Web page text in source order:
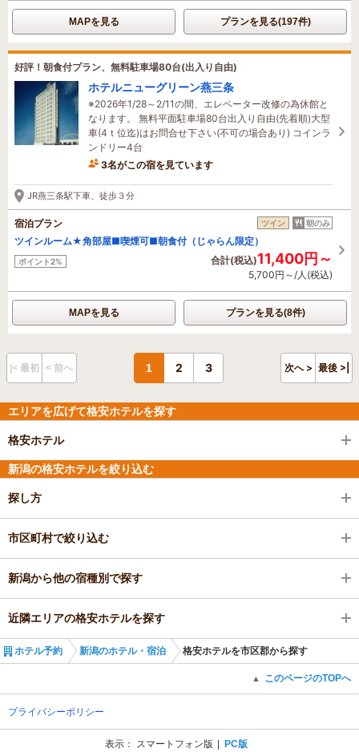
MAPを見る プランを見る(197件)
好評！朝食付プラン、無料駐車場80台(出入り自由)
ホテルニューグリーン燕三条
※2026年1/28～2/11の間、エレベーター改修の為休館と
なります。 無料平面駐車場80台出入り自由(先着順)大型
車(4ｔ位迄)はお問合せ下さい(不可の場合あり) コインラ
ンドリー4台
3名がこの宿を見ています
28分前に予約されました
JR燕三条駅下車、徒歩３分
宿泊プラン ツイン 朝のみ
ツインルーム★角部屋■喫煙可■朝食付（じゃらん限定）
ポイント2% 合計(税込)11,400円～
5,700円～/人(税込)
MAPを見る プランを見る(8件)
|< 最初 < 前へ 1 2 3 次へ > 最後 >|
エリアを広げて格安ホテルを探す
格安ホテル
新潟の格安ホテルを絞り込む
探し方
市区町村で絞り込む
新潟から他の宿種別で探す
近隣エリアの格安ホテルを探す
ホテル予約 新潟のホテル・宿泊 格安ホテルを市区郡から探す
▲ このページのTOPへ
プライバシーポリシー
表示： スマートフォン版 PC版